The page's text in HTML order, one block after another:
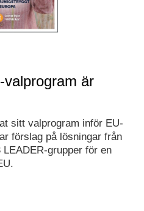
valprogram är
sitt valprogram inför EU-
förslag på lösningar från
grupper för en